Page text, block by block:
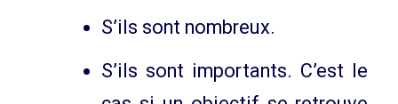
S’ils sont nombreux.
S’ils sont importants. C’est le